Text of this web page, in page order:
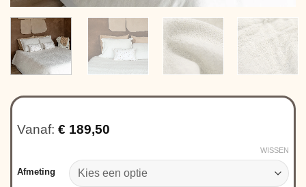
Vanaf: € 189,50
Afmeting
WISSEN